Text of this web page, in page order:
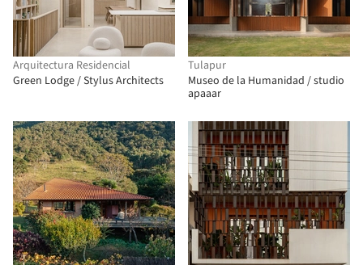
Arquitectura Residencial
Green Lodge / Stylus Architects
Tulapur
Museo de la Humanidad / studio
apaaar